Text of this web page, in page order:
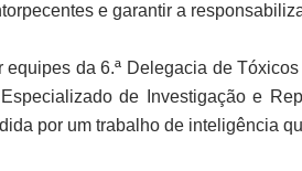
e garantir a
da 6.ª Delegacia de
de Investigação e
por um trabalho de inteligência